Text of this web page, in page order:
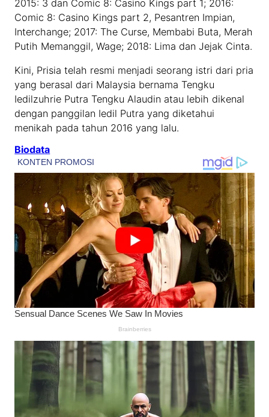
2015: 3 dan Comic 8: Casino Kings part 1; 2016:
Comic 8: Casino Kings part 2, Pesantren Impian,
Interchange; 2017: The Curse, Membabi Buta, Merah
Putih Memanggil, Wage; 2018: Lima dan Jejak Cinta.
Kini, Prisia telah resmi menjadi seorang istri dari pria
yang berasal dari Malaysia bernama Tengku
Iedilzuhrie Putra Tengku Alaudin atau lebih dikenal
dengan panggilan Iedil Putra yang diketahui
menikah pada tahun 2016 yang lalu.
Biodata